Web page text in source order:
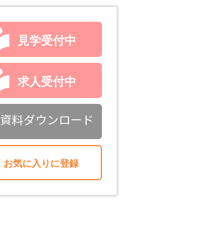
見学受付中
求人受付中
資料ダウンロード
お気に入りに登録